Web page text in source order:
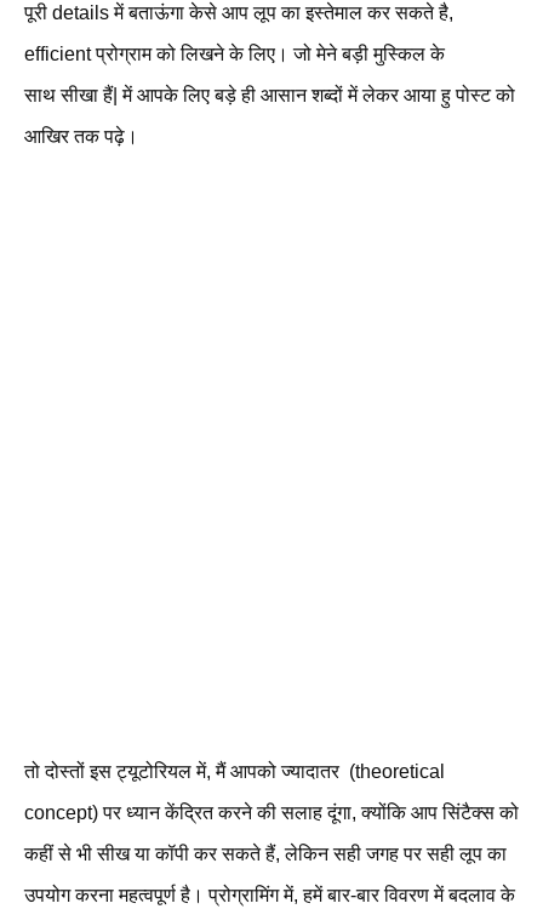
पूरी details में बताऊंगा केसे आप लूप का इस्तेमाल कर सकते है,
efficient प्रोग्राम को लिखने के लिए। जो मेने बड़ी मुस्किल के
साथ सीखा हैं| में आपके लिए बड़े ही आसान शब्दों में लेकर आया हु पोस्ट को
आखिर तक पढ़े।
तो दोस्तों इस ट्यूटोरियल में, मैं आपको ज्यादातर (theoretical
concept) पर ध्यान केंद्रित करने की सलाह दूंगा, क्योंकि आप सिंटैक्स को
कहीं से भी सीख या कॉपी कर सकते हैं, लेकिन सही जगह पर सही लूप का
उपयोग करना महत्वपूर्ण है। प्रोग्रामिंग में, हमें बार-बार विवरण में बदलाव के